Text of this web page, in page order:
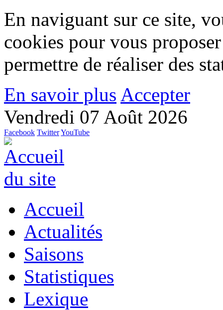
En naviguant sur ce site,
cookies pour vous
permettre de réaliser des
En savoir plus Accepter
Vendredi 07 Août 2026
Facebook TwitterYouTube
Accueil
Actualités
Saisons
Statistiques
Lexique